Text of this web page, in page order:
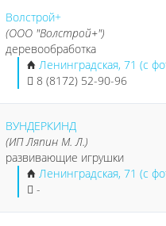
Волстрой+
(ООО "Волстрой+")
деревообработка
Ленинградская, 71 (с
8 (8172) 52-90-96
ВУНДЕРКИНД
(ИП Ляпин М. Л.)
развивающие игрушки
Ленинградская, 71 (с
-